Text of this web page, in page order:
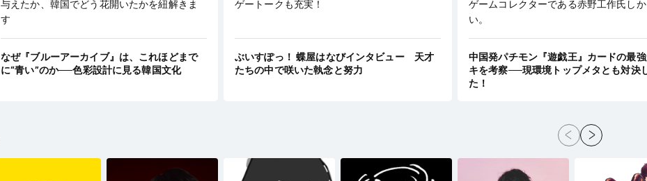
与えたか、韓国でどう花開いたかを紐解きま
す
なぜ『ブルーアーカイブ』は、これほどまで
に“青い”のか──色彩設計に見る韓国文化
ゲートークも充実！
ぶいすぽっ！ 蝶屋はなびインタビュー 天才
たちの中で咲いた執念と努力
ゲームコレクターである赤野工作氏し
い。
中国発パチモン『遊戯王』カードの最
キを考察──現環境トップメタとも対決
た！